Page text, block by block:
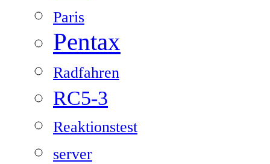
Paris
Pentax
Radfahren
RC5-3
Reaktionstest
server